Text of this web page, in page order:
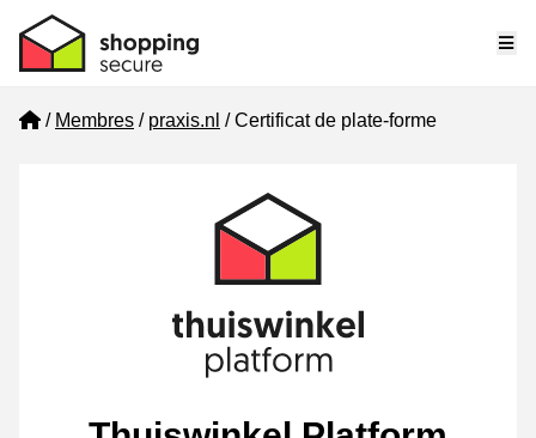
Home
Membres praxis.nl Certificat de plate-forme